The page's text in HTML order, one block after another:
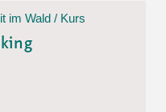
im Wald / Kurs